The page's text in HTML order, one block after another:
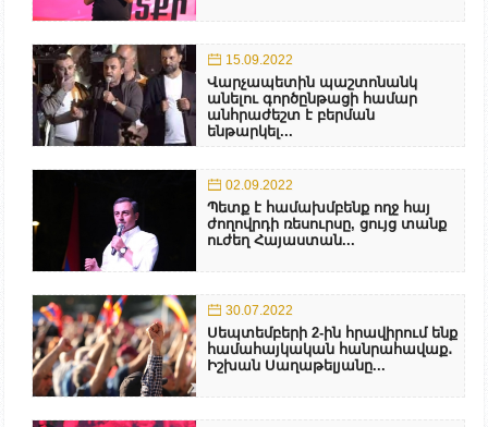
15.09.2022
Վարչապետին պաշտոնանկ
անելու գործընթացի համար
անհրաժեշտ է բերման
ենթարկել...
02.09.2022
Պետք է համախմբենք ողջ հայ
ժողովրդի ռեսուրսը, ցույց տանք
ուժեղ Հայաստան...
30.07.2022
Սեպտեմբերի 2-ին հրավիրում ենք
համահայկական հանրահավաք․
Իշխան Սաղաթելյանը...